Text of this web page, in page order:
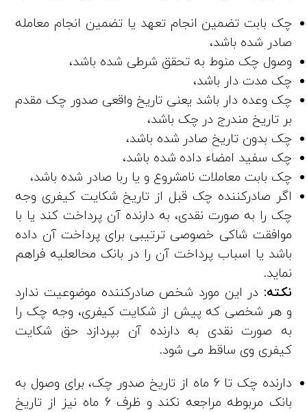
چک بابت تضمین انجام تعهد یا تضمین انجام معامله
صادر شده باشد،
وصول چک منوط به تحقق شرطی شده باشد،
چک مدت ­دار باشد،
چک وعده‌ دار باشد یعنی تاریخ واقعی صدور چک مقدم
بر تاریخ مندرج در چک باشد،
چک بدون تاریخ صادر شده باشد،
چک سفید امضاء داده شده باشد،
چک بابت معاملات نامشروع و یا ربا صادر شده باشد،
اگر صادرکننده چک قبل از تاریخ شکایت کیفری وجه
چک را به ­صورت­ نقدی، به­ دارنده آن پرداخت کند یا با
موافقت شاکی خصوصی ترتیبی‌ برای پرداخت آن داده
باشد یا اسباب پرداخت آن ­را در بانک محال­علیه فراهم
نماید.
نکته: در این مورد شخص صادرکننده موضوعیت ندارد
و هر شخصی که پیش از شکایت کیفری، وجه چک را
به ­صورت نقدی به ­دارنده آن بپردازد حق شکایت
کیفری وی ساقط می­ شود.
دارنده چک تا 6 ماه از تاریخ صدور چک، برای وصول به
بانک مربوطه مراجعه نکند و ظرف 6 ماه نیز از تاریخ